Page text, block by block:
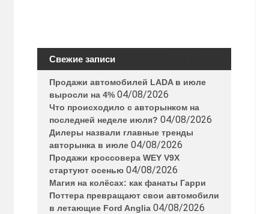
Свежие записи
Продажи автомобилей LADA в июле
выросли на 4% 04/08/2026
Что происходило с авторынком на
последней неделе июля? 04/08/2026
Дилеры назвали главные тренды
авторынка в июле 04/08/2026
Продажи кроссовера WEY V9X
стартуют осенью 04/08/2026
Магия на колёсах: как фанаты Гарри
Поттера превращают свои автомобили
в летающие Ford Anglia 04/08/2026